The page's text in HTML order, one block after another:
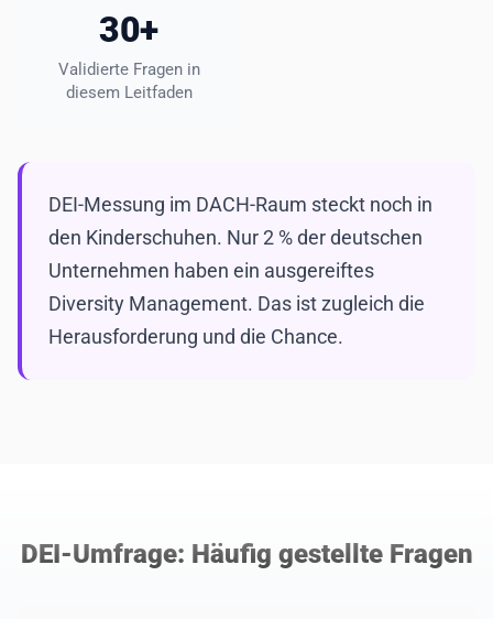
30+
Validierte Fragen in
diesem Leitfaden
DEI-Messung im DACH-Raum steckt noch in
den Kinderschuhen. Nur 2 % der deutschen
Unternehmen haben ein ausgereiftes
Diversity Management. Das ist zugleich die
Herausforderung und die Chance.
DEI-Umfrage: Häufig gestellte Fragen